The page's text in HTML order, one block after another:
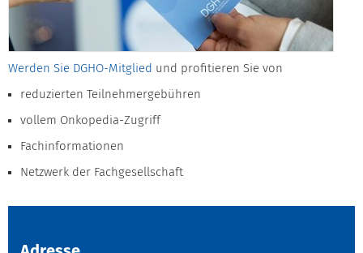
Werden Sie DGHO-Mitglied und profitieren Sie von
reduzierten Teilnehmergebühren
vollem Onkopedia-Zugriff
Fachinformationen
Netzwerk der Fachgesellschaft